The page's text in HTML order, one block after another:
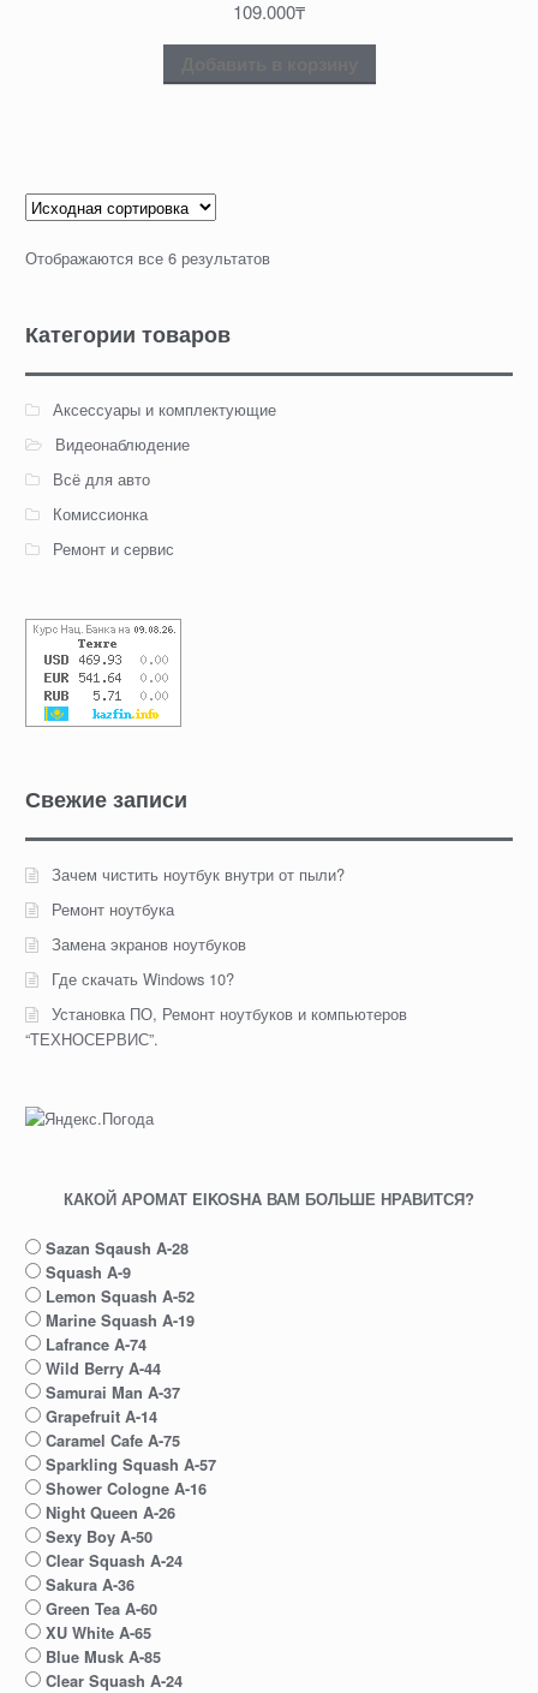
109.000₸
Отображаются все 6 результатов
Категории товаров
Аксессуары и комплектующие
Видеонаблюдение
Всё для авто
Комиссионка
Ремонт и сервис
Свежие записи
Зачем чистить ноутбук внутри от пыли?
Ремонт ноутбука
Замена экранов ноутбуков
Где скачать Windows 10?
Установка ПО, Ремонт ноутбуков и компьютеров
“ТЕХНОСЕРВИС”.
КАКОЙ АРОМАТ EIKOSHA ВАМ БОЛЬШЕ НРАВИТСЯ?
Sazan Sqaush A-28
Squash A-9
Lemon Squash A-52
Marine Squash A-19
Lafrance A-74
Wild Berry A-44
Samurai Man A-37
Grapefruit A-14
Caramel Cafe A-75
Sparkling Squash A-57
Shower Cologne A-16
Night Queen A-26
Sexy Boy A-50
Clear Squash A-24
Sakura A-36
Green Tea A-60
XU White A-65
Blue Musk A-85
Clear Squash A-24